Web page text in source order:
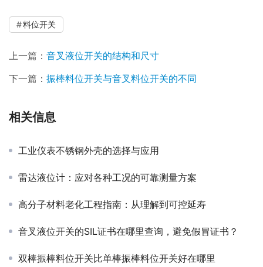
料位开关
上一篇： 音叉液位开关的结构和尺寸
下一篇： 振棒料位开关与音叉料位开关的不同
相关信息
工业仪表不锈钢外壳的选择与应用
雷达液位计：应对各种工况的可靠测量方案
高分子材料老化工程指南：从理解到可控延寿
音叉液位开关的SIL证书在哪里查询，避免假冒证书？
双棒振棒料位开关比单棒振棒料位开关好在哪里